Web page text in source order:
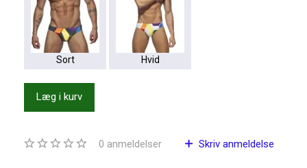
Sort Hvid
Læg i kurv
0 anmeldelser Skriv anmeldelse